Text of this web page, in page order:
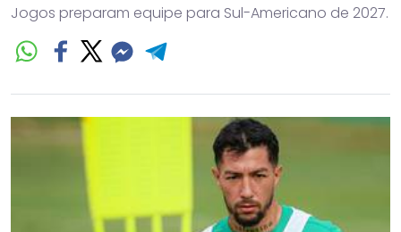
Jogos preparam equipe para Sul-Americano de 2027.